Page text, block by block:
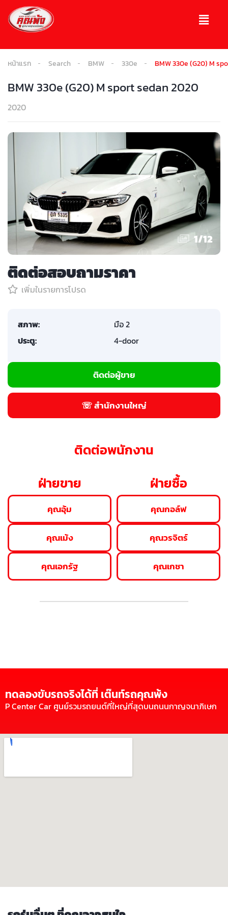
หน้าแรก Search BMW 330e BMW 330e (G20) M
BMW 330e (G20) M sport sedan 2020
2020
1/12
ติดต่อสอบถามราคา
เพิ่มในรายการโปรด
สภาพ:
มือ 2
ประตู:
4-door
ติดต่อผู้ขาย
☏ สำนักงานใหญ่
ติดต่อพนักงาน
ฝ่ายขาย
คุณอุ้ม
คุณเม้ง
คุณเอกรัฐ
ฝ่ายซื้อ
คุณกอล์ฟ
คุณวรจิตร์
คุณเกชา
ทดลองขับรถจริงได้ที่ เต๊นท์รถคุณพ้ง
P Center Car ศูนย์รวมรถยนต์ที่ใหญ่ที่สุดบนถนนกาญจนาภิเษก